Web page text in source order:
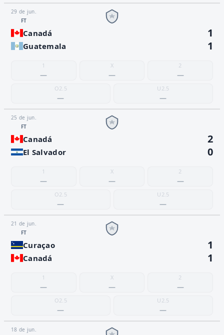
29 de jun.
FT
Canadá 1
Guatemala 1
1
—
X
—
2
—
O2.5
—
U2.5
—
25 de jun.
FT
Canadá 2
El Salvador 0
1
—
X
—
2
—
O2.5
—
U2.5
—
21 de jun.
FT
Curaçao 1
Canadá 1
1
—
X
—
2
—
O2.5
—
U2.5
—
18 de jun.